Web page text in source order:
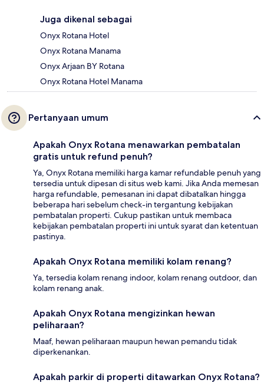
Juga dikenal sebagai
Onyx Rotana Hotel
Onyx Rotana Manama
Onyx Arjaan BY Rotana
Onyx Rotana Hotel Manama
Pertanyaan umum
Apakah Onyx Rotana menawarkan pembatalan
gratis untuk refund penuh?
Ya, Onyx Rotana memiliki harga kamar refundable penuh yang
tersedia untuk dipesan di situs web kami. Jika Anda memesan
harga refundable, pemesanan ini dapat dibatalkan hingga
beberapa hari sebelum check-in tergantung kebijakan
pembatalan properti. Cukup pastikan untuk membaca
kebijakan pembatalan properti ini untuk syarat dan ketentuan
pastinya.
Apakah Onyx Rotana memiliki kolam renang?
Ya, tersedia kolam renang indoor, kolam renang outdoor, dan
kolam renang anak.
Apakah Onyx Rotana mengizinkan hewan
peliharaan?
Maaf, hewan peliharaan maupun hewan pemandu tidak
diperkenankan.
Apakah parkir di properti ditawarkan Onyx Rotana?